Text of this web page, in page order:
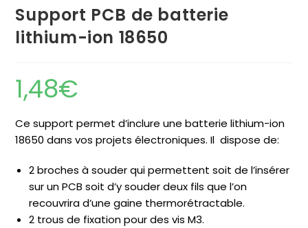
Support PCB de batterie
lithium-ion 18650
1,48€
Ce support permet d’inclure une batterie lithium-ion
18650 dans vos projets électroniques. Il dispose de:
2 broches à souder qui permettent soit de l’insérer
sur un PCB soit d’y souder deux fils que l’on
recouvrira d’une gaine thermorétractable.
2 trous de fixation pour des vis M3.